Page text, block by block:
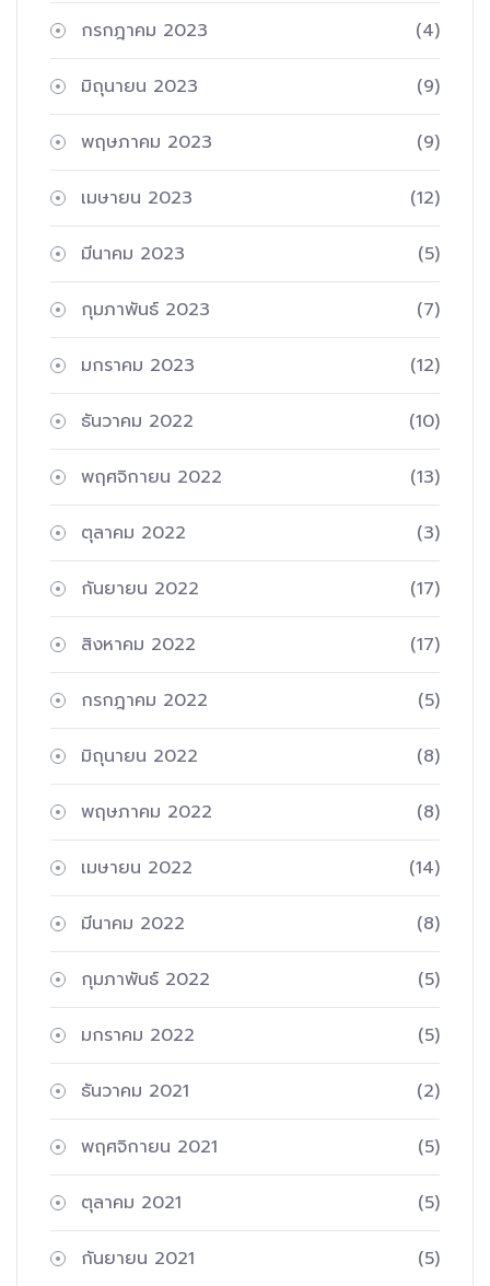
กรกฎาคม 2023 (4)
มิถุนายน 2023 (9)
พฤษภาคม 2023 (9)
เมษายน 2023 (12)
มีนาคม 2023 (5)
กุมภาพันธ์ 2023 (7)
มกราคม 2023 (12)
ธันวาคม 2022 (10)
พฤศจิกายน 2022 (13)
ตุลาคม 2022 (3)
กันยายน 2022 (17)
สิงหาคม 2022 (17)
กรกฎาคม 2022 (5)
มิถุนายน 2022 (8)
พฤษภาคม 2022 (8)
เมษายน 2022 (14)
มีนาคม 2022 (8)
กุมภาพันธ์ 2022 (5)
มกราคม 2022 (5)
ธันวาคม 2021 (2)
พฤศจิกายน 2021 (5)
ตุลาคม 2021 (5)
กันยายน 2021 (5)